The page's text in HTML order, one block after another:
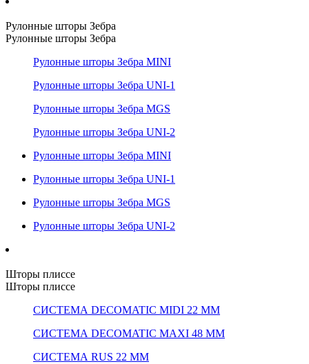
Рулонные шторы Зебра
Рулонные шторы Зебра
Рулонные шторы Зебра MINI
Рулонные шторы Зебра UNI-1
Рулонные шторы Зебра MGS
Рулонные шторы Зебра UNI-2
Рулонные шторы Зебра MINI
Рулонные шторы Зебра UNI-1
Рулонные шторы Зебра MGS
Рулонные шторы Зебра UNI-2
Шторы плиссе
Шторы плиссе
СИСТЕМА DECOMATIC MIDI 22 ММ
СИСТЕМА DECOMATIC MAXI 48 ММ
СИСТЕМА RUS 22 ММ